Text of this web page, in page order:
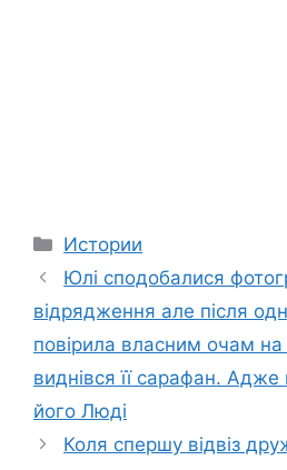
Categories
Истории
Юлі сподобалися
відрядження але після
повірила власним очам на
виднівся її сарафан.
його Люді
Коля спершу відвіз